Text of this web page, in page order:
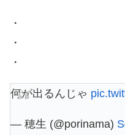
・
・
・
何が出るんじゃ
— 穂生 (@porinama)